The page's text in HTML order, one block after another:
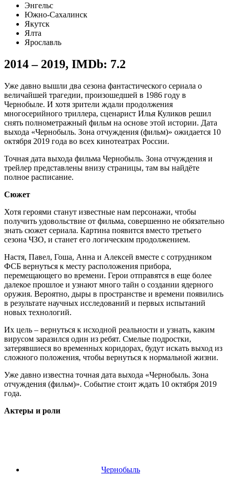
Энгельс
Южно-Сахалинск
Якутск
Ялта
Ярославль
2014 – 2019, IMDb: 7.2
Уже давно вышли два сезона фантастического сериала о
величайшей трагедии, произошедшей в 1986 году в
Чернобыле. И хотя зрители ждали продолжения
многосерийного триллера, сценарист Илья Куликов решил
снять полнометражный фильм на основе этой истории. Дата
выхода «Чернобыль. Зона отчуждения (фильм)» ожидается 10
октября 2019 года во всех кинотеатрах России.
Точная дата выхода фильма Чернобыль. Зона отчуждения и
трейлер представлены внизу страницы, там вы найдёте
полное расписание.
Сюжет
Хотя героями станут известные нам персонажи, чтобы
получить удовольствие от фильма, совершенно не обязательно
знать сюжет сериала. Картина появится вместо третьего
сезона ЧЗО, и станет его логическим продолжением.
Настя, Павел, Гоша, Анна и Алексей вместе с сотрудником
ФСБ вернуться к месту расположения прибора,
перемещающего во времени. Герои отправятся в еще более
далекое прошлое и узнают много тайн о создании ядерного
оружия. Вероятно, дыры в пространстве и времени появились
в результате научных исследований и первых испытаний
новых технологий.
Их цель – вернуться к исходной реальности и узнать, каким
вирусом заразился один из ребят. Смелые подростки,
затерявшиеся во временных коридорах, будут искать выход из
сложного положения, чтобы вернуться к нормальной жизни.
Уже давно известна точная дата выхода «Чернобыль. Зона
отчуждения (фильм)». Событие стоит ждать 10 октября 2019
года.
Актеры и роли
Чернобыль